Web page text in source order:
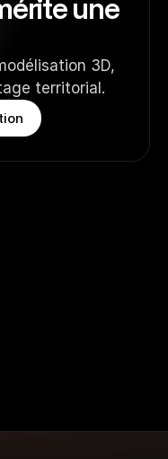
une
3D,
territorial.